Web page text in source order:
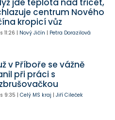
jde teplota nad třicet,
centrum Nového
kropicí vůz
11:26 | Nový Jičín | Petra Dorazilová
v Příboře se vážně
při práci s
9:35 | Celý MS kraj | Jiří Cileček